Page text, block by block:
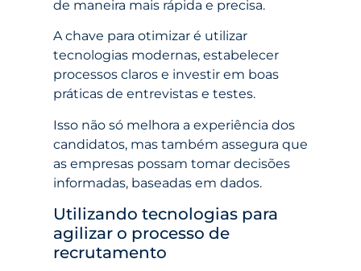
de maneira mais rápida e precisa.
A chave para otimizar é utilizar
tecnologias modernas, estabelecer
processos claros e investir em boas
práticas de entrevistas e testes.
Isso não só melhora a experiência dos
candidatos, mas também assegura que
as empresas possam tomar decisões
informadas, baseadas em dados.
Utilizando tecnologias para
agilizar o processo de
recrutamento